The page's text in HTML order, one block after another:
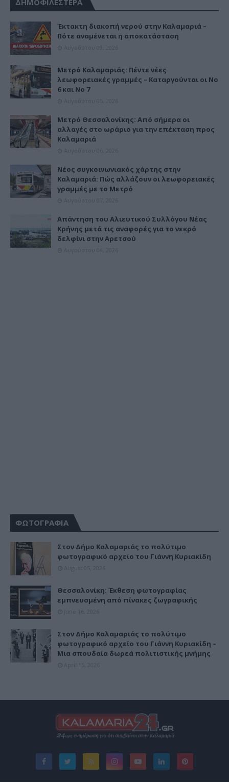
Έκτακτη διακοπή νερού στην Καλαμαριά –
Πότε αναμένεται η αποκατάσταση
Μετρό Καλαμαριάς: Πέντε νέες
λεωφορειακές γραμμές – Καταργούνται οι Νο
6 και Νο 7
Μετρό Θεσσαλονίκης: Από σήμερα οι
αλλαγές στο ωράριο για την επέκταση προς
Καλαμαριά
Νέος συγκοινωνιακός χάρτης στην
Καλαμαριά: Πώς αλλάζουν οι λεωφορειακές
γραμμές με το Μετρό
Απάντηση του Αλιευτικού Συλλόγου Νέας
Κρήνης μετά τις αναφορές για το νεκρό
δελφίνι στην Αρετσού
ΦΩΤΟΓΡΑΦΙΑ
Στον Δήμο Καλαμαριάς το πολύτιμο
φωτογραφικό αρχείο του Γιάννη Κυριακίδη
Θεσσαλονίκη: Έκθεση φωτογραφίας
εμπνευσμένη από πίνακες ζωγραφικής
Στον Δήμο Καλαμαριάς το πολύτιμο
φωτογραφικό αρχείο του Γιάννη Κυριακίδη –
Μια σπουδαία δωρεά πολιτιστικής μνήμης